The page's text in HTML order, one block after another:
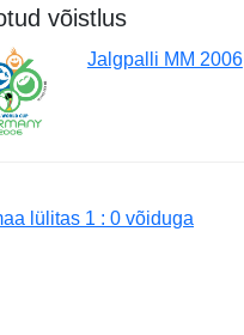
võistlus
Jalgpalli MM 2006
lülitas 1 : 0 võiduga